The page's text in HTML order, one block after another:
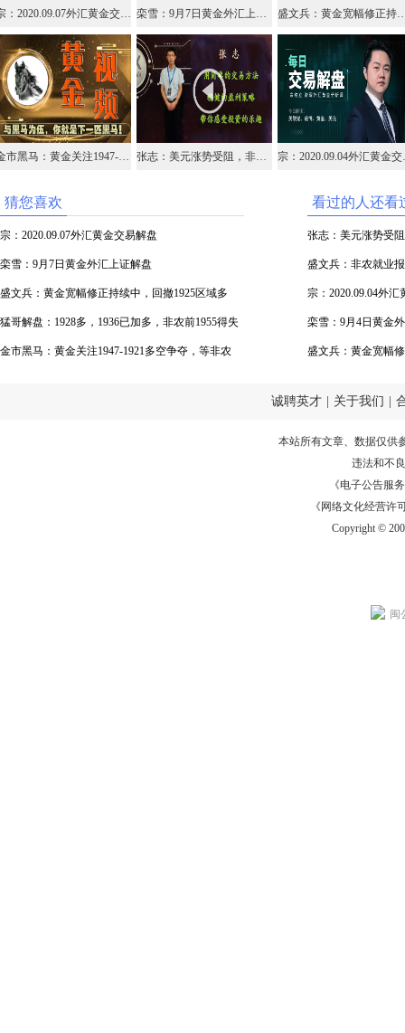
宗：2020.09.07外汇黄金交易解盘 栾雪：9月7日黄金外汇上证解盘 盛文兵：黄金宽幅修正持
金市黑马：黄金关注1947-1921多空争夺，等非农 张志：美元涨势受阻，非农恐将继续下跌 宗：
猜您喜欢
宗：2020.09.07外汇黄金交易解盘
栾雪：9月7日黄金外汇上证解盘
盛文兵：黄金宽幅修正持续中，回撤1925区域多
猛哥解盘：1928多，1936已加多，非农前1955得失
是重点
金市黑马：黄金关注1947-1921多空争夺，等非农
看过的人还看
张志：美元涨势受
盛文兵：非农就业
宗：2020.09.04外汇
栾雪：9月4日黄金
盛文兵：黄金宽幅
诚聘英才 关于我们
本站所有文章、数据仅供
违法和不
《电子公告服务
《网络文化经营许
Copyright ©
闽